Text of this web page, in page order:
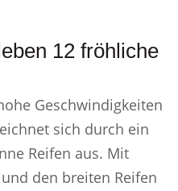
12 fröhliche
Geschwindigkeiten
sich durch ein
Reifen aus. Mit
den breiten Reifen